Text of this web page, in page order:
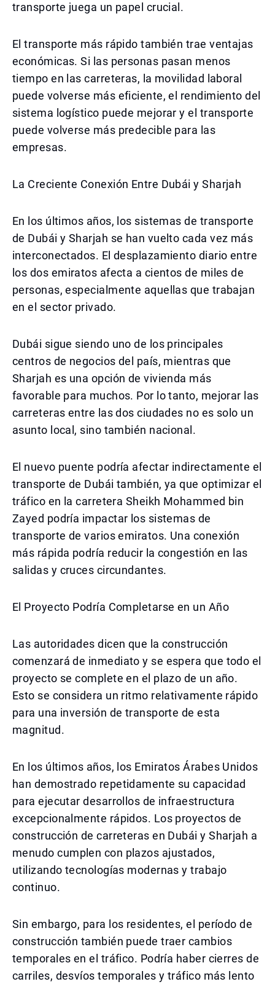
transporte juega un papel crucial.
El transporte más rápido también trae ventajas
económicas. Si las personas pasan menos
tiempo en las carreteras, la movilidad laboral
puede volverse más eficiente, el rendimiento del
sistema logístico puede mejorar y el transporte
puede volverse más predecible para las
empresas.
La Creciente Conexión Entre Dubái y Sharjah
En los últimos años, los sistemas de transporte
de Dubái y Sharjah se han vuelto cada vez más
interconectados. El desplazamiento diario entre
los dos emiratos afecta a cientos de miles de
personas, especialmente aquellas que trabajan
en el sector privado.
Dubái sigue siendo uno de los principales
centros de negocios del país, mientras que
Sharjah es una opción de vivienda más
favorable para muchos. Por lo tanto, mejorar las
carreteras entre las dos ciudades no es solo un
asunto local, sino también nacional.
El nuevo puente podría afectar indirectamente el
transporte de Dubái también, ya que optimizar el
tráfico en la carretera Sheikh Mohammed bin
Zayed podría impactar los sistemas de
transporte de varios emiratos. Una conexión
más rápida podría reducir la congestión en las
salidas y cruces circundantes.
El Proyecto Podría Completarse en un Año
Las autoridades dicen que la construcción
comenzará de inmediato y se espera que todo el
proyecto se complete en el plazo de un año.
Esto se considera un ritmo relativamente rápido
para una inversión de transporte de esta
magnitud.
En los últimos años, los Emiratos Árabes Unidos
han demostrado repetidamente su capacidad
para ejecutar desarrollos de infraestructura
excepcionalmente rápidos. Los proyectos de
construcción de carreteras en Dubái y Sharjah a
menudo cumplen con plazos ajustados,
utilizando tecnologías modernas y trabajo
continuo.
Sin embargo, para los residentes, el período de
construcción también puede traer cambios
temporales en el tráfico. Podría haber cierres de
carriles, desvíos temporales y tráfico más lento